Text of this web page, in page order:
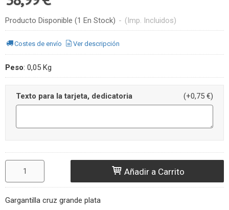
Producto Disponible (1 En Stock) - (Imp. Incluidos)
Costes de envío Ver descripción
Peso: 0,05 Kg
Texto para la tarjeta, dedicatoria (+0,75 €)
Añadir a Carrito
Gargantilla cruz grande plata